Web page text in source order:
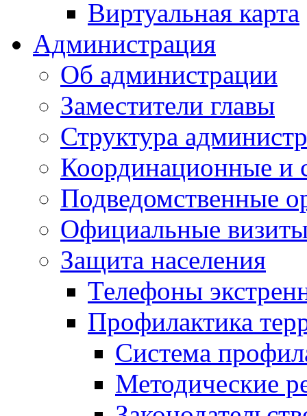
Виртуальная карта
Администрация
Об администрации
Заместители главы
Структура
Координационные и
Подведомственные
Официальные
Защита населения
Телефоны
Профилактика
Система
Методические